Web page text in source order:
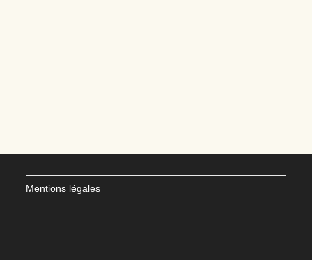
Mentions légales